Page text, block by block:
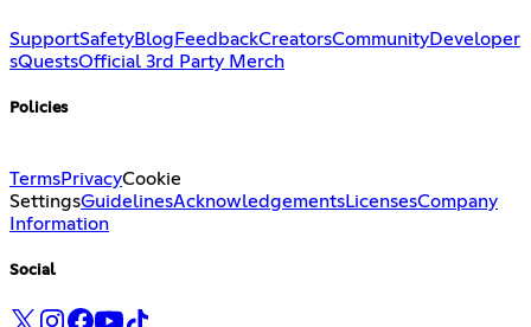
SupportSafetyBlog FeedbackCreatorsCommunityDeveloper
sQuestsOfficial 3rd Party Merch
Policies
TermsPrivacyCookie
SettingsGuidelinesAcknowledgementsLicensesCompany
Information
Social